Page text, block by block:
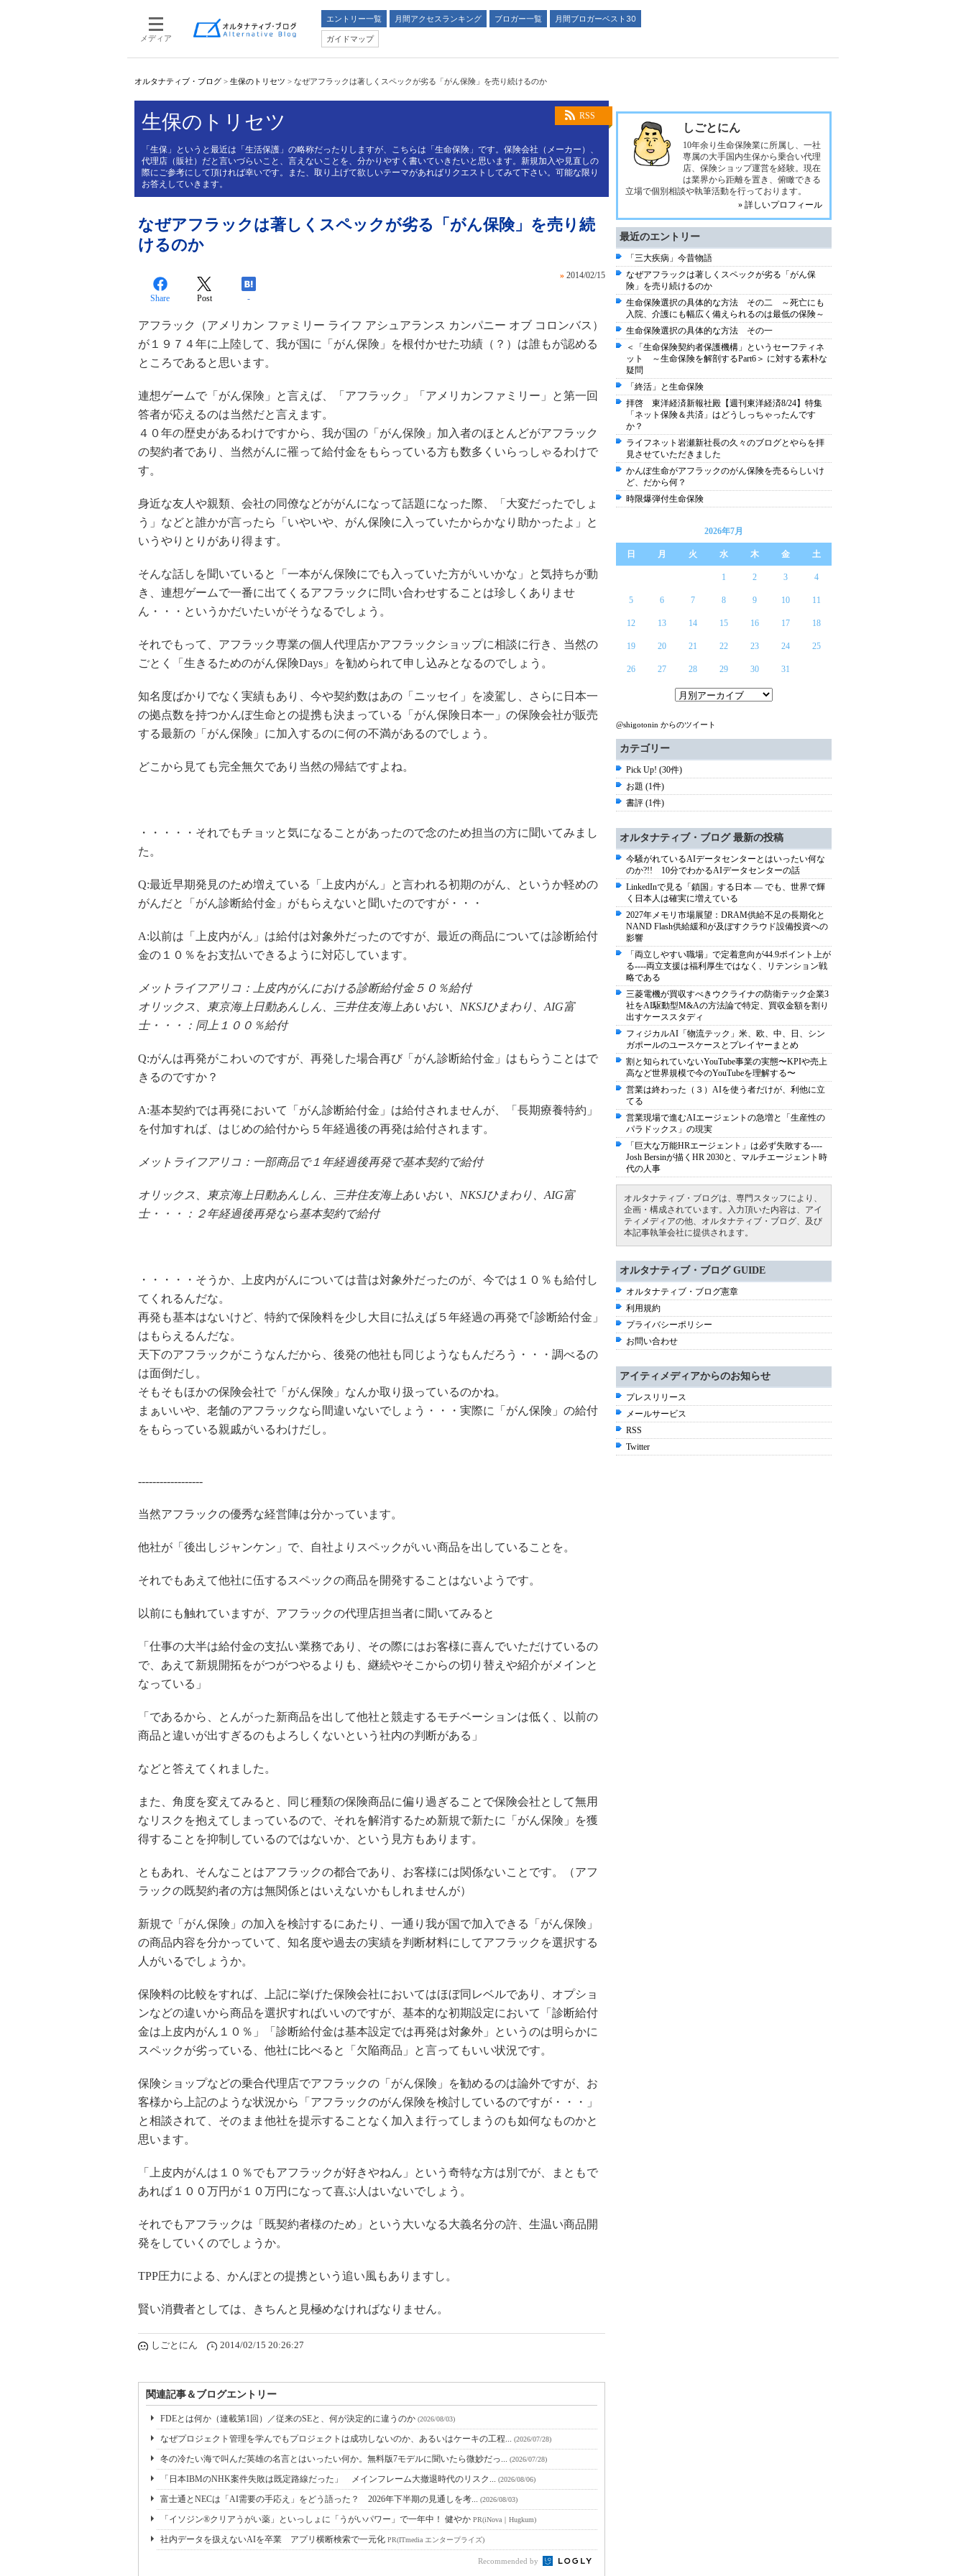
メディア
エントリー一覧 月間アクセスランキング ブロガー一覧
月間ブロガーベスト30
ガイドマップ
オルタナティブ・ブログ > 生保のトリセツ > なぜアフラックは著しくスペックが劣る「がん保険」を売り続けるのか
RSS
生保のトリセツ
「生保」というと最近は「生活保護」の略称だったりしますが、こちらは「生命保険」です。保険会社（メーカー）、
代理店（販社）だと言いづらいこと、言えないことを、分かりやすく書いていきたいと思います。新規加入や見直しの
際にご参考にして頂ければ幸いです。また、取り上げて欲しいテーマがあればリクエストしてみて下さい。可能な限り
お答えしていきます。
なぜアフラックは著しくスペックが劣る「がん保険」を売り続
けるのか
» 2014/02/15
Share Post -
アフラック（アメリカン ファミリー ライフ アシュアランス カンパニー オブ コロンバス）
が１９７４年に上陸して、我が国に「がん保険」を根付かせた功績（？）は誰もが認める
ところであると思います。
連想ゲームで「がん保険」と言えば、「アフラック」「アメリカンファミリー」と第一回
答者が応えるのは当然だと言えます。
４０年の歴史があるわけですから、我が国の「がん保険」加入者のほとんどがアフラック
の契約者であり、当然がんに罹って給付金をもらっている方も数多くいらっしゃるわけで
す。
身近な友人や親類、会社の同僚などががんになって話題になった際、「大変だったでしょ
う」などと誰かが言ったら「いやいや、がん保険に入っていたからかなり助かったよ」と
いうやりとりがあり得ます。
そんな話しを聞いていると「一本がん保険にでも入っていた方がいいかな」と気持ちが動
き、連想ゲームで一番に出てくるアフラックに問い合わせすることは珍しくありませ
ん・・・というかだいたいがそうなるでしょう。
それでもって、アフラック専業の個人代理店かアフラックショップに相談に行き、当然の
ごとく「生きるためのがん保険Days」を勧められて申し込みとなるのでしょう。
知名度ばかりでなく実績もあり、今や契約数はあの「ニッセイ」を凌駕し、さらに日本一
の拠点数を持つかんぽ生命との提携も決まっている「がん保険日本一」の保険会社が販売
する最新の「がん保険」に加入するのに何の不満があるのでしょう。
どこから見ても完全無欠であり当然の帰結ですよね。
・・・・・それでもチョッと気になることがあったので念のため担当の方に聞いてみまし
た。
Q:最近早期発見のため増えている「上皮内がん」と言われる初期のがん、というか軽めの
がんだと「がん診断給付金」がもらえないと聞いたのですが・・・
A:以前は「上皮内がん」は給付は対象外だったのですが、最近の商品については診断給付
金の１０％をお支払いできるように対応しています。
メットライフアリコ：上皮内がんにおける診断給付金５０％給付
オリックス、東京海上日動あんしん、三井住友海上あいおい、NKSJひまわり、AIG富
士・・・：同上１００％給付
Q:がんは再発がこわいのですが、再発した場合再び「がん診断給付金」はもらうことはで
きるのですか？
A:基本契約では再発において「がん診断給付金」は給付されませんが、「長期療養特約」
を付加すれば、はじめの給付から５年経過後の再発は給付されます。
メットライフアリコ：一部商品で１年経過後再発で基本契約で給付
オリックス、東京海上日動あんしん、三井住友海上あいおい、NKSJひまわり、AIG富
士・・・：２年経過後再発なら基本契約で給付
・・・・・そうか、上皮内がんについては昔は対象外だったのが、今では１０％も給付し
てくれるんだな。
再発も基本はないけど、特約で保険料を少し大目に払えば５年経過の再発で｢診断給付金」
はもらえるんだな。
天下のアフラックがこうなんだから、後発の他社も同じようなもんだろう・・・調べるの
は面倒だし。
そもそもほかの保険会社で「がん保険」なんか取り扱っているのかね。
まぁいいや、老舗のアフラックなら間違いないでしょう・・・実際に「がん保険」の給付
をもらっている親戚がいるわけだし。
------------------
当然アフラックの優秀な経営陣は分かっています。
他社が「後出しジャンケン」で、自社よりスペックがいい商品を出していることを。
それでもあえて他社に伍するスペックの商品を開発することはないようです。
以前にも触れていますが、アフラックの代理店担当者に聞いてみると
「仕事の大半は給付金の支払い業務であり、その際にはお客様に喜んでいただけているの
で、あえて新規開拓をがつがつやるよりも、継続やそこからの切り替えや紹介がメインと
なっている」
「であるから、とんがった新商品を出して他社と競走するモチベーションは低く、以前の
商品と違いが出すぎるのもよろしくないという社内の判断がある」
などと答えてくれました。
また、角度を変えてみると、同じ種類の保険商品に偏り過ぎることで保険会社として無用
なリスクを抱えてしまっているので、それを解消するため新規で新たに「がん保険」を獲
得することを抑制しているのではないか、という見方もあります。
ともあれ、そんなことはアフラックの都合であり、お客様には関係ないことです。（アフ
ラックの既契約者の方は無関係とはいえないかもしれませんが）
新規で「がん保険」の加入を検討するにあたり、一通り我が国で加入できる「がん保険」
の商品内容を分かっていて、知名度や過去の実績を判断材料にしてアフラックを選択する
人がいるでしょうか。
保険料の比較をすれば、上記に挙げた保険会社においてはほぼ同レベルであり、オプショ
ンなどの違いから商品を選択すればいいのですが、基本的な初期設定において「診断給付
金は上皮内がん１０％」「診断給付金は基本設定では再発は対象外」というのは明らかに
スペックが劣っている、他社に比べると「欠陥商品」と言ってもいい状況です。
保険ショップなどの乗合代理店でアフラックの「がん保険」を勧めるのは論外ですが、お
客様から上記のような状況から「アフラックのがん保険を検討しているのですが・・・」
と相談されて、そのまま他社を提示することなく加入ま行ってしまうのも如何なものかと
思います。
「上皮内がんは１０％でもアフラックが好きやねん」という奇特な方は別でが、まともで
あれば１００万円が１０万円になって喜ぶ人はいないでしょう。
それでもアフラックは「既契約者様のため」という大いなる大義名分の許、生温い商品開
発をしていくのでしょうか。
TPP圧力による、かんぽとの提携という追い風もありますし。
賢い消費者としては、きちんと見極めなければなりません。
しごとにん 2014/02/15 20:26:27
関連記事＆ブログエントリー
FDEとは何か（連載第1回）／従来のSEと、何が決定的に違うのか (2026/08/03)
なぜプロジェクト管理を学んでもプロジェクトは成功しないのか、あるいはケーキの工程... (2026/07/28)
冬の冷たい海で叫んだ英雄の名言とはいったい何か。無料版7モデルに聞いたら微妙だっ... (2026/07/28)
「日本IBMのNHK案件失敗は既定路線だった」 メインフレーム大撤退時代のリスク... (2026/08/06)
富士通とNECは「AI需要の手応え」をどう語った？ 2026年下半期の見通しを考... (2026/08/03)
「イソジン®クリアうがい薬」といっしょに「うがいパワー」で一年中！ 健やか PR(iNova｜Hugkum)
社内データを扱えないAIを卒業 アプリ横断検索で一元化 PR(ITmedia エンタープライズ)
Recommended by
しごとにん
10年余り生命保険業に所属し、一社
専属の大手国内生保から乗合い代理
店、保険ショップ運営を経験。現在
は業界から距離を置き、俯瞰できる
立場で個別相談や執筆活動を行っております。
» 詳しいプロフィール
最近のエントリー
「三大疾病」今昔物語
なぜアフラックは著しくスペックが劣る「がん保
険」を売り続けるのか
生命保険選択の具体的な方法 その二 ～死亡にも
入院、介護にも幅広く備えられるのは最低の保険～
生命保険選択の具体的な方法 その一
＜「生命保険契約者保護機構」というセーフティネ
ット ～生命保険を解剖するPart6＞ に対する素朴な
疑問
「終活」と生命保険
拝啓 東洋経済新報社殿【週刊東洋経済8/24】特集
「ネット保険＆共済」はどうしっちゃったんです
か？
ライフネット岩瀬新社長の久々のブログとやらを拝
見させていただきました
かんぽ生命がアフラックのがん保険を売るらしいけ
ど、だから何？
時限爆弾付生命保険
2026年7月
日 月 火 水 木 金 土
1 2 3 4
5 6 7 8 9 10 11
12 13 14 15 16 17 18
19 20 21 22 23 24 25
26 27 28 29 30 31
@shigotonin からのツイート
カテゴリー
Pick Up! (30件)
お題 (1件)
書評 (1件)
オルタナティブ・ブログ 最新の投稿
今騒がれているAIデータセンターとはいったい何な
のか?!! 10分でわかるAIデータセンターの話
LinkedInで見る「鎖国」する日本 ― でも、世界で輝
く日本人は確実に増えている
2027年メモリ市場展望：DRAM供給不足の長期化と
NAND Flash供給緩和が及ぼすクラウド設備投資への
影響
「両立しやすい職場」で定着意向が44.9ポイント上が
る----両立支援は福利厚生ではなく、リテンション戦
略である
三菱電機が買収すべきウクライナの防衛テック企業3
社をAI駆動型M&Aの方法論で特定、買収金額を割り
出すケーススタディ
フィジカルAI「物流テック」米、欧、中、日、シン
ガポールのユースケースとプレイヤーまとめ
割と知られていないYouTube事業の実態〜KPIや売上
高など世界規模で今のYouTubeを理解する〜
営業は終わった（３）AIを使う者だけが、利他に立
てる
営業現場で進むAIエージェントの急増と「生産性の
パラドックス」の現実
「巨大な万能HRエージェント」は必ず失敗する----
Josh Bersinが描くHR 2030と、マルチエージェント時
代の人事
オルタナティブ・ブログは、専門スタッフにより、
企画・構成されています。入力頂いた内容は、アイ
ティメディアの他、オルタナティブ・ブログ、及び
本記事執筆会社に提供されます。
オルタナティブ・ブログ GUIDE
オルタナティブ・ブログ憲章
利用規約
プライバシーポリシー
お問い合わせ
アイティメディアからのお知らせ
プレスリリース
メールサービス
RSS
Twitter